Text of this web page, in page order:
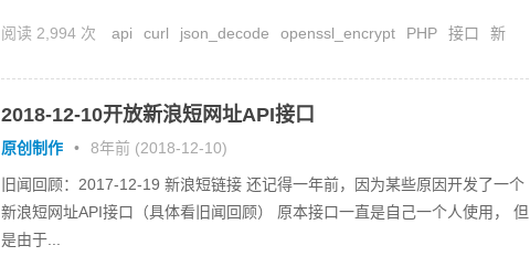
阅读 2,994 次 api curl json_decode openssl_encrypt PHP 接口
新
2018-12-10开放新浪短网址API接口
原创制作 • 8年前 (2018-12-10)
旧闻回顾：2017-12-19 新浪短链接 还记得一年前，因为某些原因开发了一个
新浪短网址API接口（具体看旧闻回顾） 原本接口一直是自己一个人使用， 但
是由于...